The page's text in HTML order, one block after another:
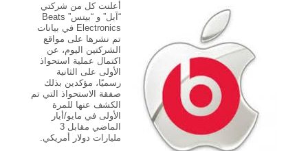
أعلنت كل من شركتي
“آبل” و “بيتس” Beats
Electronics في بيانات
تم نشرها على مواقع
الشركتين اليوم، عن
اكتمال عملية استحواذ
الأولى على الثانية
رسميًا، مؤكدين بذلك
صفقة الاستحواذ التي تم
الكشف عنها للمرة
الأولى في مايو/أيار
الماضي مقابل 3
مليارات دولار أمريكي.